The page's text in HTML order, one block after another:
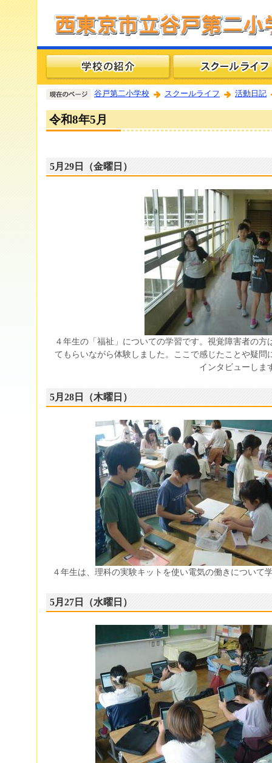
谷戸第二小学校 スクールライフ 活動日記
令和8年5月
5月29日（金曜日）
４年生の「福祉」についての学習です。視覚障害者の
てもらいながら体験しました。ここで感じたことや疑
インタビューしま
5月28日（木曜日）
４年生は、理科の実験キットを使い電気の働きについて
5月27日（水曜日）